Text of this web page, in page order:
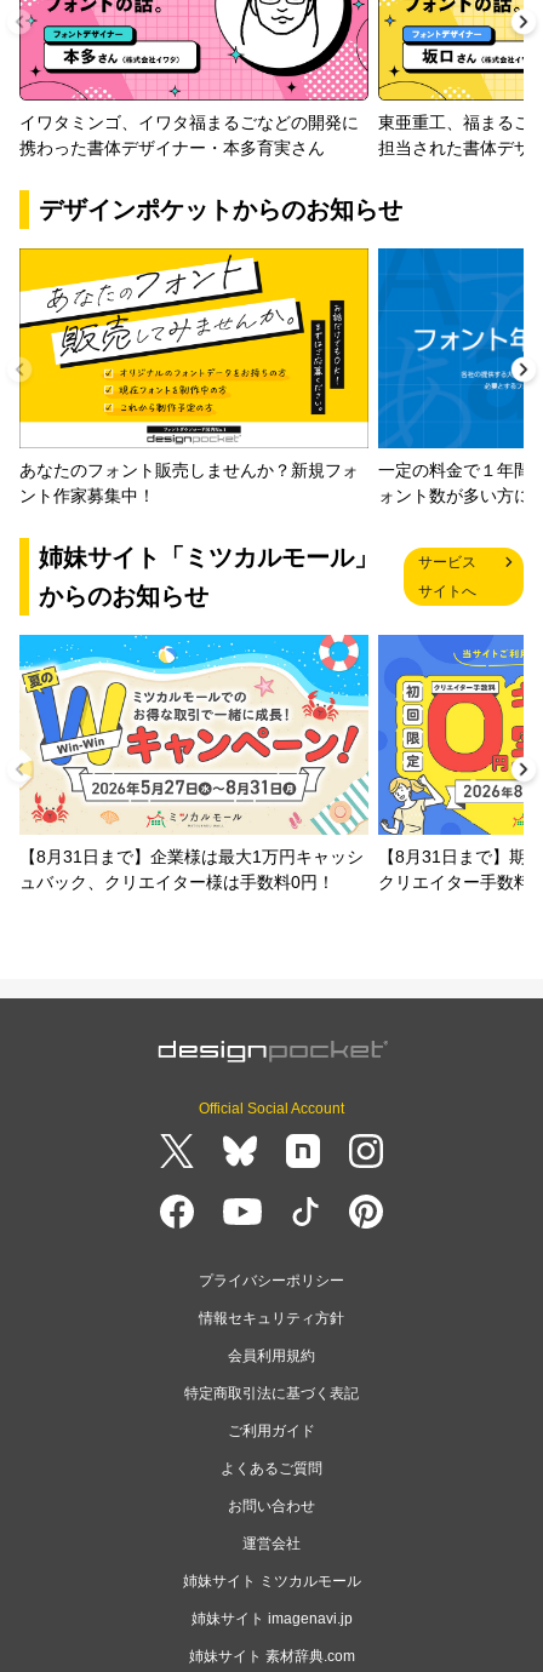
イワタミンゴ、イワタ福まるごなどの開発に
携わった書体デザイナー・本多育実さん
東亜重工、福まるご
担当された書体デザ
デザインポケットからのお知らせ
あなたのフォント販売しませんか？新規フォ
ント作家募集中！
一定の料金で１年間
ォント数が多い方に
姉妹サイト「ミツカルモール」
からのお知らせ
サービス
サイトへ
【8月31日まで】企業様は最大1万円キャッシ
ュバック、クリエイター様は手数料0円！
【8月31日まで】期
クリエイター手数料
Official Social Account
プライバシーポリシー
情報セキュリティ方針
会員利用規約
特定商取引法に基づく表記
ご利用ガイド
よくあるご質問
お問い合わせ
運営会社
姉妹サイト ミツカルモール
姉妹サイト imagenavi.jp
姉妹サイト 素材辞典.com